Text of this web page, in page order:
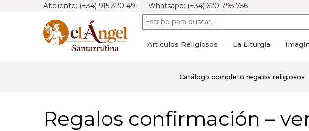
At.cliente: (+34) 915 320 491 Whatsapp: (+34) 620 795 756
Artículos Religiosos La Liturgia
Catálogo completo regalos religiosos
Regalos confirmación –